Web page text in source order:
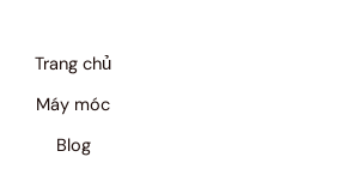
Trang chủ
Máy móc
Blog